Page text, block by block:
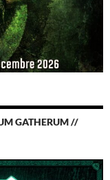
GATHERUM //